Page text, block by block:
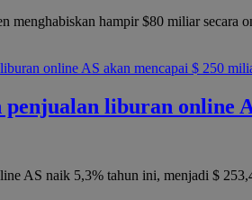
menghabiskan hampir $80 miliar
penjualan liburan online
AS naik 5,3% tahun ini, menjadi $